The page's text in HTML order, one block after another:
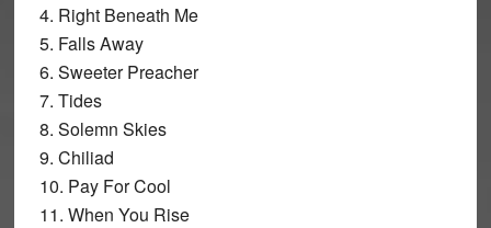
4. Right Beneath Me
5. Falls Away
6. Sweeter Preacher
7. Tides
8. Solemn Skies
9. Chiliad
10. Pay For Cool
11. When You Rise